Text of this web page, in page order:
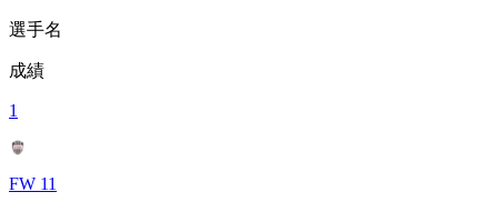
選手名
成績
1
FW 11